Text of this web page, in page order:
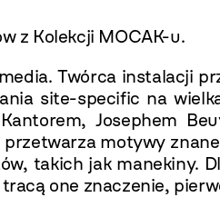
z Kolekcji MOCAK-u.
Twórca instalacji
site-specific na
Josephem
motywy
takich jak manekiny.
one znaczenie,